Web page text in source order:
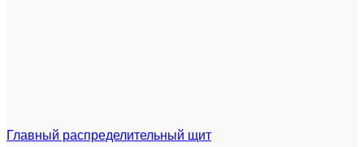
Главный распределительный щит